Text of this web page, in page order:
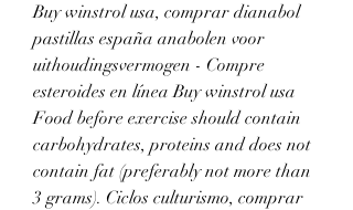
Buy winstrol usa, comprar dianabol
pastillas españa anabolen voor
uithoudingsvermogen - Compre
esteroides en línea Buy winstrol usa
Food before exercise should contain
carbohydrates, proteins and does not
contain fat (preferably not more than
3 grams). Ciclos culturismo, comprar